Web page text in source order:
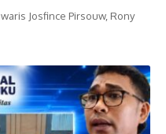
Josfince Pirsouw, Rony